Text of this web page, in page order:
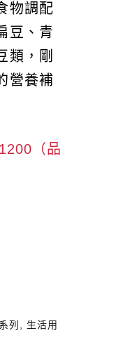
物調配
豆、青
類，剛
營養補
（品
列 生活用